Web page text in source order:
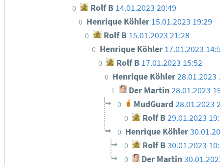
0 Rolf B 14.01.2023 20:49
0 Henrique Köhler 15.01.2023 19:29
0 Rolf B 15.01.2023 21:28
0 Henrique Köhler 17.01.2023
0 Rolf B 17.01.2023 15:52
0 Henrique Köhler28.01.2023
1 Der Martin28.01.2023
0 MudGuard 28.01.2023
0 Rolf B29.01.2023
0 Henrique Köhler
0 Rolf B30.01.2023
0 Der Martin